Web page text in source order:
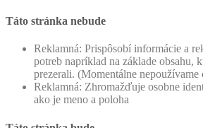
Táto stránka nebude
Reklamná: Prispôsobí informácie a
potreb napríklad na základe obsahu,
prezerali. (Momentálne nepoužívame
Reklamná: Zhromažďuje osobne
ako je meno a poloha